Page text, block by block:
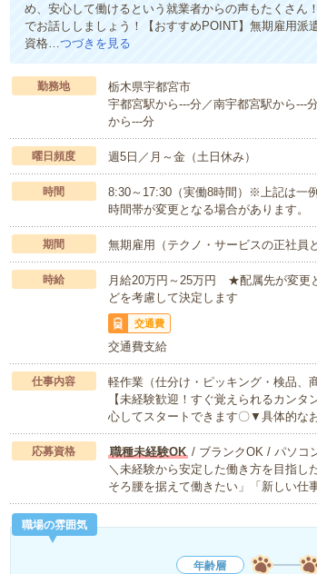
め、安心して働けるという就業者からの声もたくさん
でお話ししましょう！【おすすめPOINT】無期雇用派
資格… つづきを見る
勤務地
栃木県宇都宮市
宇都宮駅から---分／南宇都宮駅から---
から---分
曜日頻度 週5日／月～金（土日休み）
時間
8:30～17:30（実働8時間）※上記は一
時間帯が変更となる場合があります。
期間 無期雇用（テクノ・サービスの正社員
時給
月給20万円～25万円 ★配属先が変更
どを考慮して決定します
交通費
交通費支給
仕事内容
軽作業（仕分け・ピッキング・検品、
【未経験歓迎！すぐ覚えられるカン
心してスタートできます〇▼具体的な
応募資格 職種未経験OK / ブランクOK / パソコ
＼未経験から安定した働き方を目指
そろ腰を据えて働きたい」「新しい仕
職場の雰囲気
年齢層